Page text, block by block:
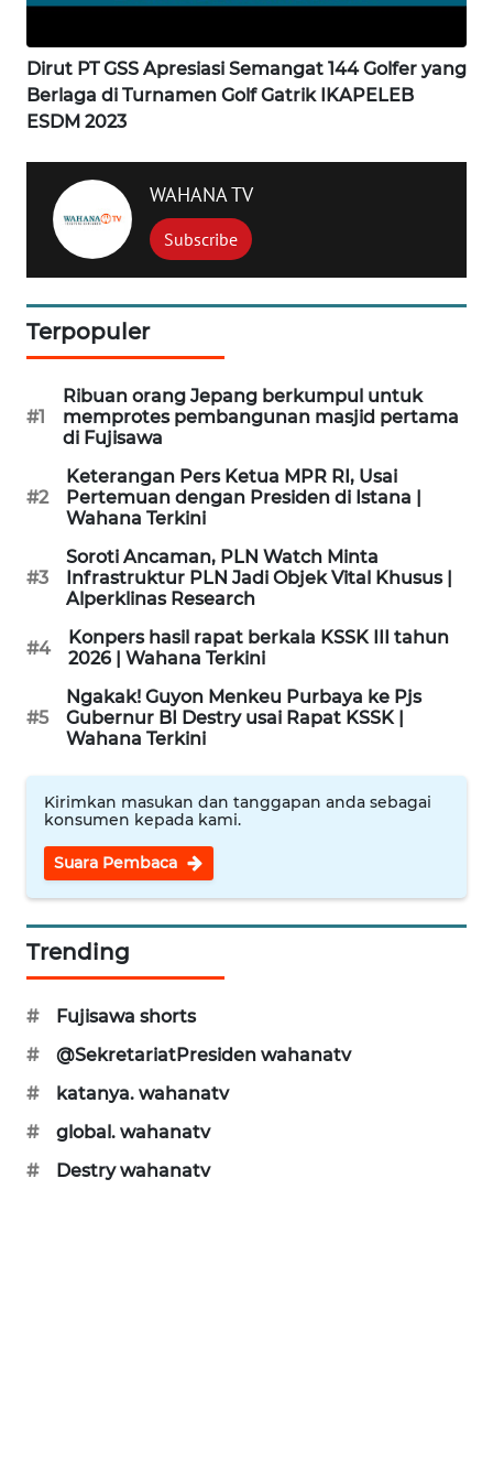
Dirut PT GSS Apresiasi Semangat 144 Golfer yang
Berlaga di Turnamen Golf Gatrik IKAPELEB
ESDM 2023
WAHANA TV
Subscribe
Terpopuler
#1
Ribuan orang Jepang berkumpul untuk
memprotes pembangunan masjid pertama
di Fujisawa
#2
Keterangan Pers Ketua MPR RI, Usai
Pertemuan dengan Presiden di Istana |
Wahana Terkini
#3
Soroti Ancaman, PLN Watch Minta
Infrastruktur PLN Jadi Objek Vital Khusus |
Alperklinas Research
#4
Konpers hasil rapat berkala KSSK III tahun
2026 | Wahana Terkini
#5
Ngakak! Guyon Menkeu Purbaya ke Pjs
Gubernur BI Destry usai Rapat KSSK |
Wahana Terkini
Kirimkan masukan dan tanggapan anda sebagai
konsumen kepada kami.
Suara Pembaca
Trending
#
Fujisawa shorts
#
@SekretariatPresiden wahanatv
#
katanya. wahanatv
#
global. wahanatv
#
Destry wahanatv
TANJUNG
WN
KARO
SIMALUNGUN
WN
LABUHANBATU
WN
TAPANULI
TENGAH
WN DELI
SERDANG
WN
TEBING
TINGGI
WN
PAKPAK
WN
KARAWANG
WN
BEKASI
WN
BOGOR
WN
DEPOK
TAPANULI
UTARA
WN
SAMOSIR